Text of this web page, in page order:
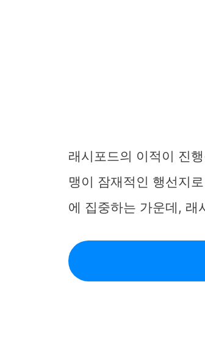
래시포드의 이적이 진
맹이 잠재적인 행선지
에 집중하는 가운데, 래